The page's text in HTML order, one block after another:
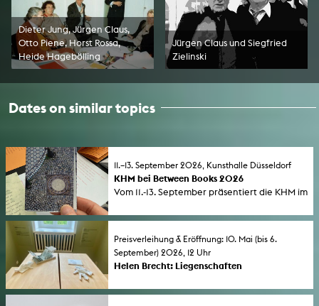
Dieter Jung, Jürgen Claus,
Otto Piene, Horst Rossa,
Heide Hagebölling
Jürgen Claus und Siegfried
Zielinski
Dates on similar topics
11.–13. September 2026, Kunsthalle Düsseldorf
KHM bei Between Books 2026
Vom 11.-13. September präsentiert die KHM im
Kunsthalle Düsseldorf eine Auswahl an
feiert die neunte Ausgabe der KURZE sowie
eine Neuerscheinung aus dem Bereich
Sound und stellt ausgewählte Titel aus dem
Preisverleihung & Eröffnung: 10. Mai (bis 6.
September) 2026, 12 Uhr
Helen Brecht: Liegenschaften
The winner of the 2026 KHM Support Award